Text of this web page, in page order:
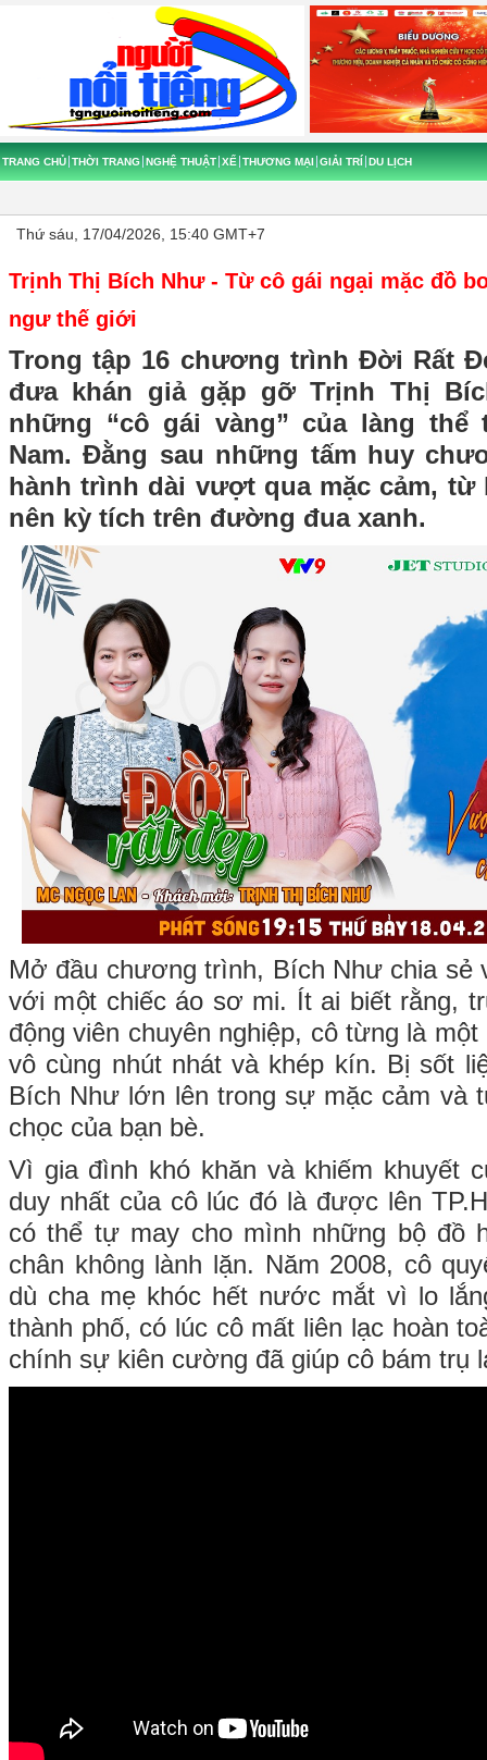
TRANG CHỦ THỜI TRANG NGHỆ THUẬT XẾ THƯƠNG MẠI GIẢI TRÍ DU LỊCH
Thứ sáu, 17/04/2026, 15:40 GMT+7
Trịnh Thị Bích Như - Từ cô gái ngại mặc đồ
ngư thế giới
Trong tập 16 chương trình Đời Rất
đưa khán giả gặp gỡ Trịnh Thị
những “cô gái vàng” của làng thể
Nam. Đằng sau những tấm huy
hành trình dài vượt qua mặc cảm, từ
nên kỳ tích trên đường đua xanh.
Mở đầu chương trình, Bích Như chia sẻ
với một chiếc áo sơ mi. Ít ai biết rằng,
động viên chuyên nghiệp, cô từng là
vô cùng nhút nhát và khép kín. Bị sốt
Bích Như lớn lên trong sự mặc cảm và
chọc của bạn bè.
Vì gia đình khó khăn và khiếm khuyết
duy nhất của cô lúc đó là được lên
có thể tự may cho mình những bộ đồ
chân không lành lặn. Năm 2008, cô
dù cha mẹ khóc hết nước mắt vì lo
thành phố, có lúc cô mất liên lạc hoàn
chính sự kiên cường đã giúp cô bám trụ